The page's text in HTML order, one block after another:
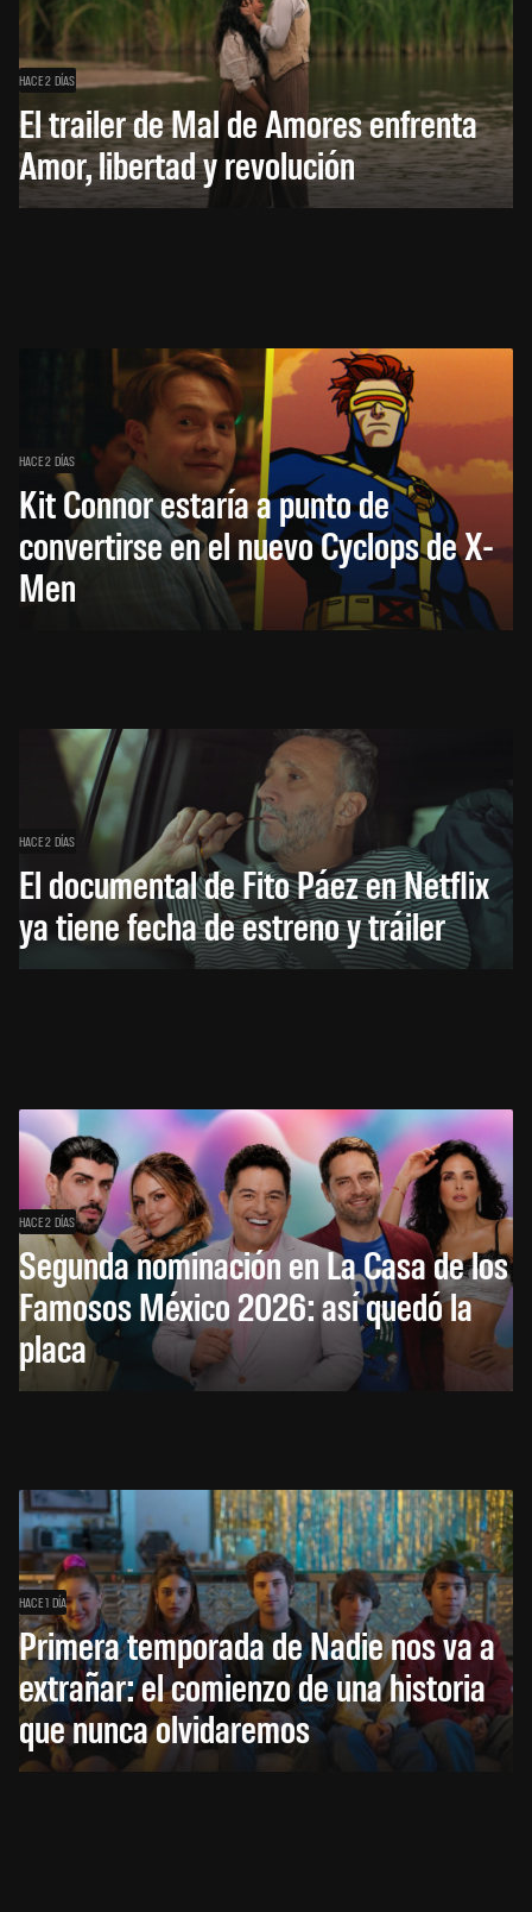
HACE 2 DÍAS
El trailer de Mal de Amores enfrenta
Amor, libertad y revolución
HACE 2 DÍAS
Kit Connor estaría a punto de
convertirse en el nuevo Cyclops de X-
Men
HACE 2 DÍAS
El documental de Fito Páez en Netflix
ya tiene fecha de estreno y tráiler
HACE 2 DÍAS
Segunda nominación en La Casa de los
Famosos México 2026: así quedó la
placa
HACE 1 DÍA
Primera temporada de Nadie nos va a
extrañar: el comienzo de una historia
que nunca olvidaremos